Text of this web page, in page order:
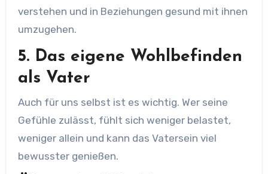
verstehen und in Beziehungen gesund mit ihnen
umzugehen.
5. Das eigene Wohlbefinden
als Vater
Auch für uns selbst ist es wichtig. Wer seine
Gefühle zulässt, fühlt sich weniger belastet,
weniger allein und kann das Vatersein viel
bewusster genießen.